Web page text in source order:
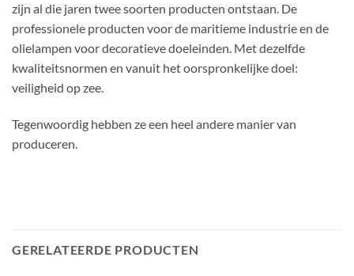
zijn al die jaren twee soorten producten ontstaan. De
professionele producten voor de maritieme industrie en de
olielampen voor decoratieve doeleinden. Met dezelfde
kwaliteitsnormen en vanuit het oorspronkelijke doel:
veiligheid op zee.
Tegenwoordig hebben ze een heel andere manier van
produceren.
GERELATEERDE PRODUCTEN